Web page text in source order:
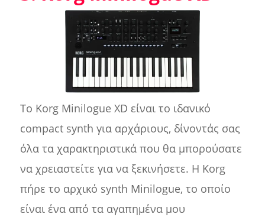
Το Korg Minilogue XD είναι το ιδανικό
compact synth για αρχάριους, δίνοντάς σας
όλα τα χαρακτηριστικά που θα μπορούσατε
να χρειαστείτε για να ξεκινήσετε. Η Korg
πήρε το αρχικό synth Minilogue, το οποίο
είναι ένα από τα αγαπημένα μου